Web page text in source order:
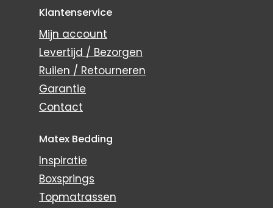
Klantenservice
Mijn account
Levertijd / Bezorgen
Ruilen / Retourneren
Garantie
Contact
Matex Bedding
Inspiratie
Boxsprings
Topmatrassen